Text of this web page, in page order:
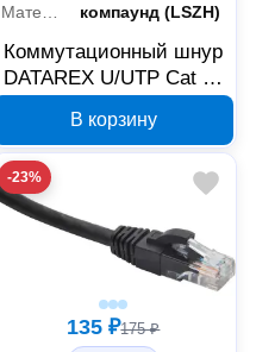
компаунд (LSZH)
Коммутационный шнур
DATAREX U/UTP Cat 5e
черный DR-181925
В корзину
-23%
135 ₽175 ₽